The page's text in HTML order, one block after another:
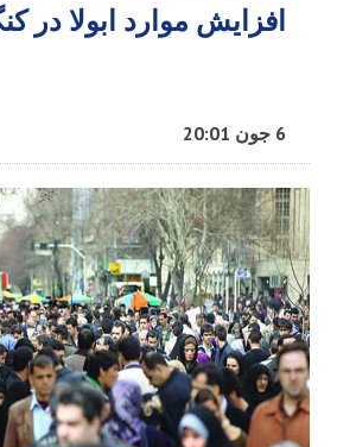
افزایش موارد ابولا در
6 جون 20:01